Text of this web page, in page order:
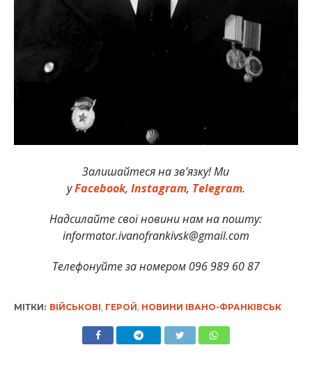
Залишайтеся на зв’язку! Ми
уFacebook, Instagram, Telegram.
Надсилайте свої новини нам на пошту:
informator.ivanofrankivsk@gmail.com
Телефонуйте за номером 096 989 60 87
МІТКИ: ВІЙСЬКОВІ, ГЕРОЙ, НОВИНИ ІВАНО-ФРАНКІВСЬК